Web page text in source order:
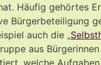
Häufig gehörtes
Bürgerbeteiligung
auch die „
aus